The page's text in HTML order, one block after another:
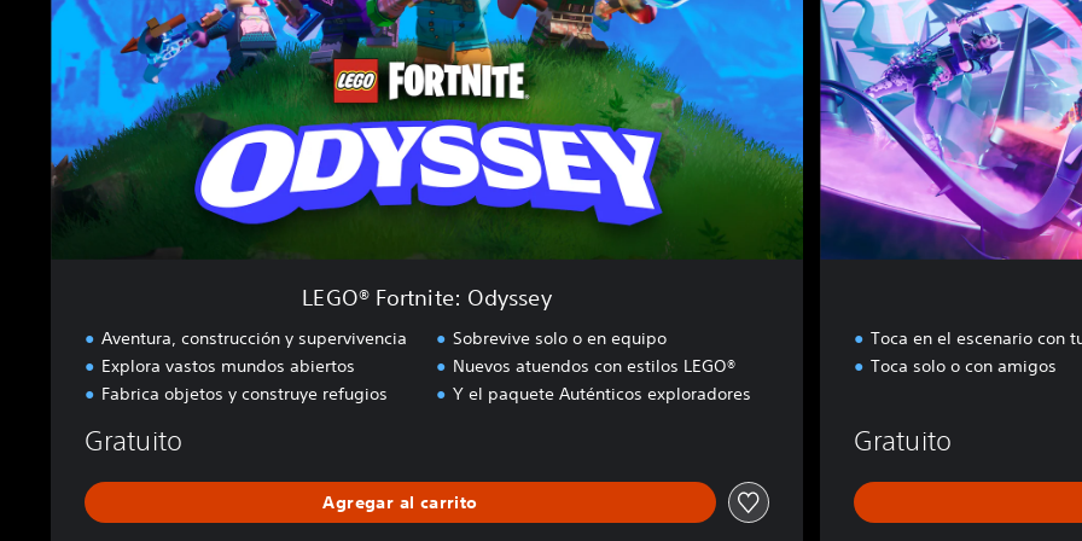
r
n
i
t
e
:
y
LEGO® Fortnite: Odyssey
Aventura, construcción y supervivencia
Explora vastos mundos abiertos
Fabrica objetos y construye refugios
Sobrevive solo o en equipo
Nuevos atuendos con estilos LEGO®
Y el paquete Auténticos exploradores
Gratuito
Agregar al carrito
e
F
e
s
t
i
v
a
Toca en el escenario con
Toca solo o con amigos
Gratuito